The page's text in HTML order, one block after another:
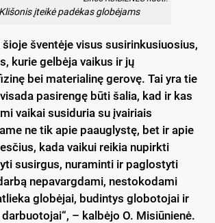
įteikė padėkas globėjams
šioje šventėje visus susirinkusiuosius,
kurie gelbėja vaikus ir jų
bei materialinę gerovę. Tai yra tie
pasirengę būti šalia, kad ir kas
vaikai susiduria su įvairiais
ne tik apie paauglystę, bet ir apie
kada vaikui reikia nupirkti
susirgus, nuraminti ir paglostyti
nepavargdami, nestokodami
globėjai, budintys globotojai ir
– kalbėjo O. Misiūnienė.